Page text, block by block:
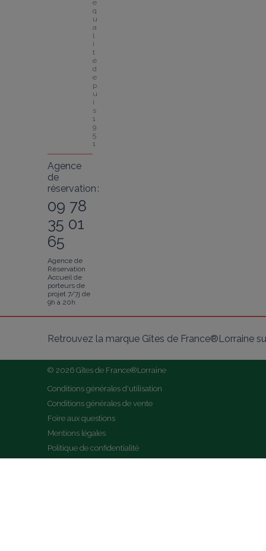
e
q
u
a
l
i
t
é
d
e
p
u
i
s
1
9
5
1
Agence
de
réservation :
09 78
35 01
65
Agence de
Réservation
Accueil de
porteurs de
projet 7/7j de
9h à 20h
Retrouvez la marque Gîtes de France®Lorraine
© 2026 Gîtes de France®Lorraine
Conditions générales d'utilisation
Conditions générales de vente
Foire aux questions
Mentions légales
Politique de confidentialité